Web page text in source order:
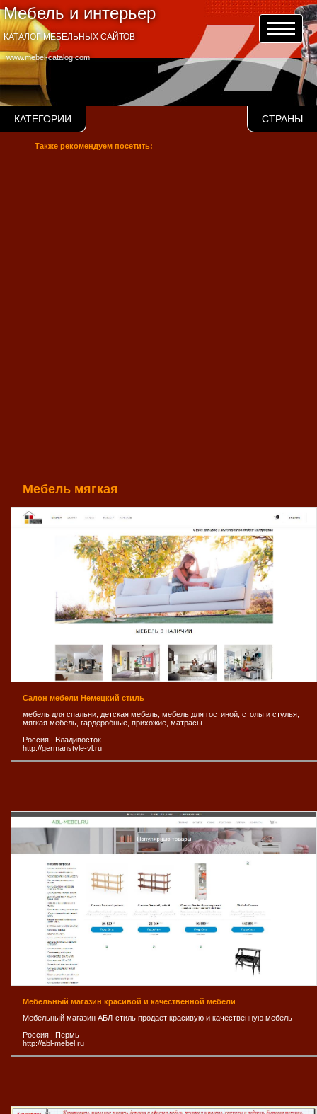
Мебель и интерьер
www.mebel-catalog.com
КАТАЛОГ МЕБЕЛЬНЫХ САЙТОВ
КАТЕГОРИИ СТРАНЫ
Также рекомендуем посетить:
Мебель мягкая
Салон мебели Немецкий стиль
мебель для спальни, детская мебель, мебель для гостиной, столы и стулья,
мягкая мебель, гардеробные, прихожие, матрасы
Россия | Владивосток
http://germanstyle-vl.ru
Мебельный магазин красивой и качественной мебели
Мебельный магазин АБЛ-стиль продает красивую и качественную мебель
Россия | Пермь
http://abl-mebel.ru